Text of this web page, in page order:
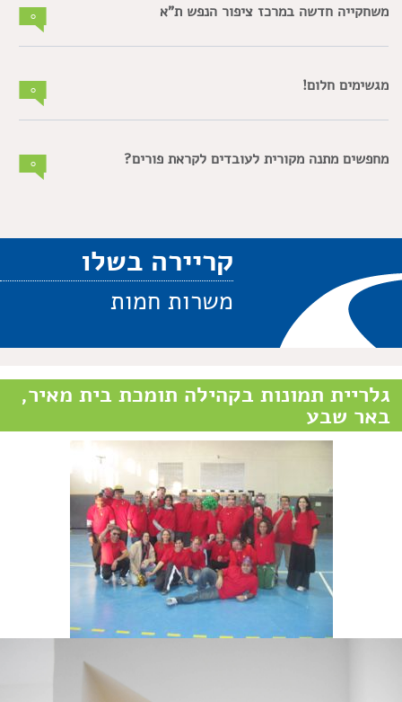
משחקייה חדשה במרכז ציפור הנפש ת"א
מגשימים חלום!
מחפשים מתנה מקורית לעובדים לקראת פורים?
קריירה בשלו
משרות חמות
גלריית תמונות בקהילה תומכת בית מאיר,
באר שבע